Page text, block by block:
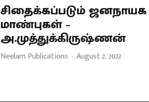
சிதைக்கப்படும் ஜனநாயக
மாண்புகள் –
அ.முத்துக்கிருஷ்ணன்
Neelam Publications · August 2, 2022